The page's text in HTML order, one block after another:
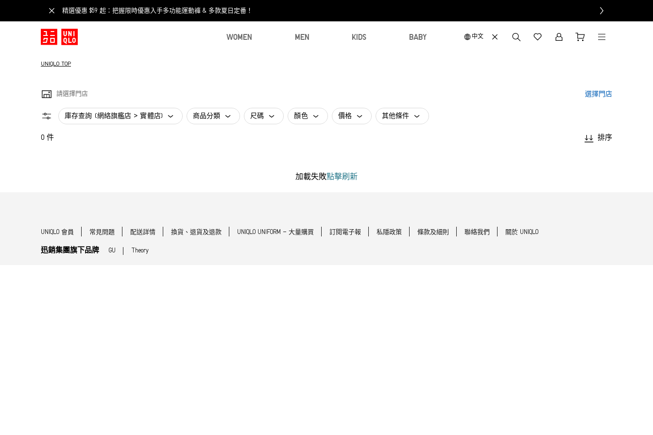
精選優惠 $59 起：把握限時優惠入手多功能運動褲 & 多款夏日定番！​
WOMEN MEN KIDS BABY 中文
UNIQLO TOP
請選擇門店 選擇門店
庫存查詢 (網絡旗艦店 > 實體店) 商品分類 尺碼 顏色 價格 其他條件
0 件 排序
加載失敗點擊刷新
UNIQLO 會員 常見問題 配送詳情 換貨、退貨及退款 UNIQLO UNIFORM - 大量購買 訂閱電子報 私隱政策 條款及細則 聯絡我們 關於 UNIQLO
迅銷集團旗下品牌 GU Theory